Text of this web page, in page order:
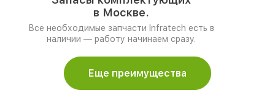
в Москве.
Все необходимые запчасти Infratech есть в
наличии — работу начинаем сразу.
Еще преимущества